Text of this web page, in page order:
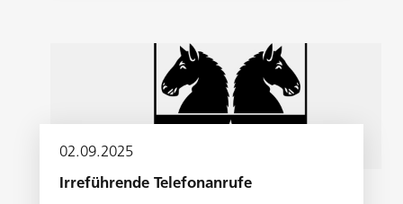
02.09.2025
Irreführende Telefonanrufe